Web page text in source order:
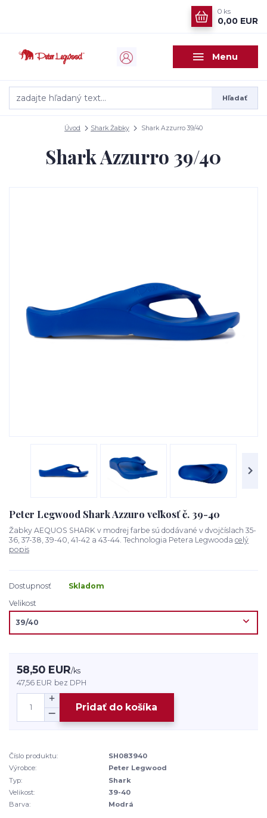
Menu
Hľadať
0 ks
0,00 EUR
Úvod Shark Žabky Shark Azzurro 39/40
Shark Azzurro 39/40
Peter Legwood Shark Azzuro veľkosť č. 39-40
Žabky AEQUOS SHARK v modrej farbe sú dodávané v dvojčíslach 35-
36, 37-38, 39-40, 41-42 a 43-44. Technologia Petera Legwooda celý
popis
Dostupnosť
Skladom
Velikost
58,50 EUR/ks
47,56 EUR bez DPH
Pridať do košíka
Číslo produktu:
SH083940
Výrobce:
Peter Legwood
Typ:
Shark
Velikost:
39-40
Barva:
Modrá